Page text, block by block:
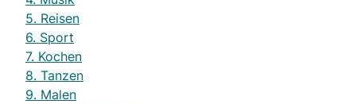
5. Reisen
6. Sport
7. Kochen
8. Tanzen
9. Malen